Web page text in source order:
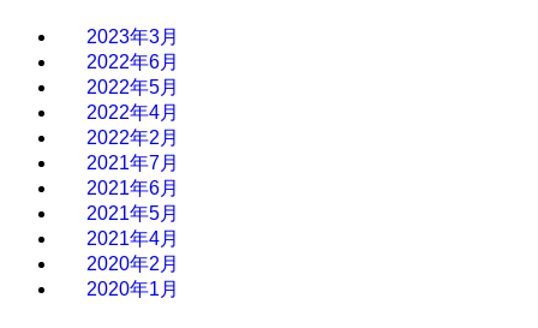
2023年3月
2022年6月
2022年5月
2022年4月
2022年2月
2021年7月
2021年6月
2021年5月
2021年4月
2020年2月
2020年1月